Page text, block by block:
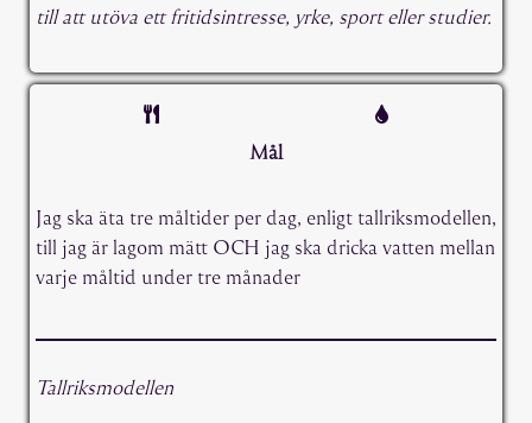
till att utöva ett fritidsintresse, yrke, sport eller studier.
Mål
Jag ska äta tre måltider per dag, enligt tallriksmodellen,
till jag är lagom mätt OCH jag ska dricka vatten mellan
varje måltid under tre månader
Tallriksmodellen